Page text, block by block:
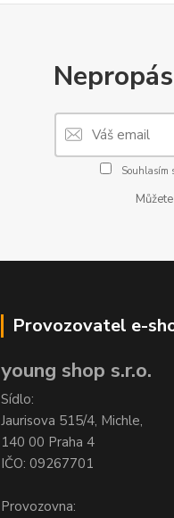
Souhlasím
Provozovatel e-
young shop s.r.o.
Sídlo:
Jaurisova 515/4, Michle,
140 00 Praha 4
IČO: 09267701
Provozovna: